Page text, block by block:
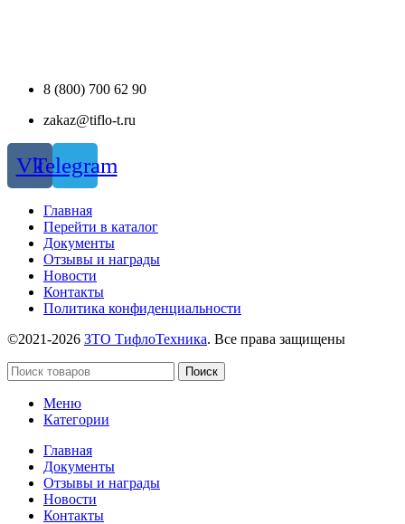
8 (800) 700 62 90
zakaz@tiflo-t.ru
VkTelegram
Главная
Перейти в каталог
Документы
Отзывы и награды
Новости
Контакты
Политика конфиденциальности
©2021-2026 ЗТО ТифлоТехника. Все права защищены
Поиск
Меню
Категории
Главная
Документы
Отзывы и награды
Новости
Контакты